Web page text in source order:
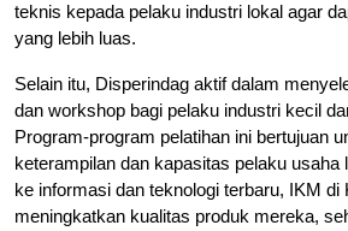
teknis kepada pelaku industri lokal agar
yang lebih luas.
Selain itu, Disperindag aktif dalam
dan workshop bagi pelaku industri kecil
Program-program pelatihan ini bertujuan
keterampilan dan kapasitas pelaku usaha
ke informasi dan teknologi terbaru, IKM di
meningkatkan kualitas produk mereka,